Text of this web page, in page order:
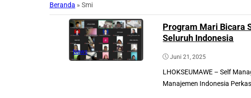
Beranda » Smi
News
Program Mari Bicara
Seluruh Indonesia
Juni 21, 2025
LHOKSEUMAWE – Self
Manajemen Indonesia